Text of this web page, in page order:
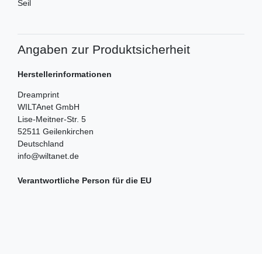
Seil
Angaben zur Produktsicherheit
Herstellerinformationen
Dreamprint
WILTAnet GmbH
Lise-Meitner-Str. 5
52511 Geilenkirchen
Deutschland
info@wiltanet.de
Verantwortliche Person für die EU